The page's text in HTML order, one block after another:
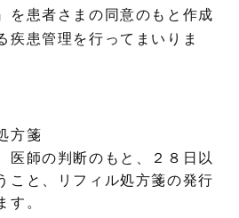
を患者さまの同意のもと作成
疾患管理を行ってまいりま
方箋
医師の判断のもと、２８日以
こと、リフィル処方箋の発行
す。